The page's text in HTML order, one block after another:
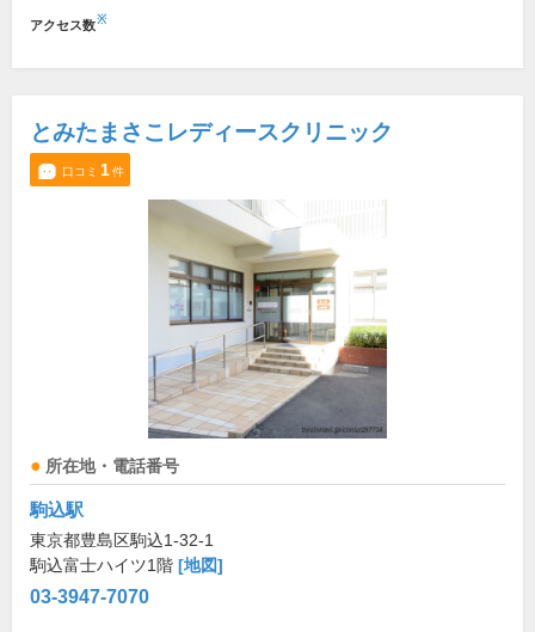
アクセス数※
とみたまさこレディースクリニック
口コミ 1件
所在地・電話番号
駒込駅
東京都豊島区駒込1-32-1
駒込富士ハイツ1階 [地図]
03-3947-7070